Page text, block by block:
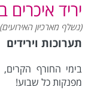
יריד איכרים
(נשלף מארכיון האירועים)
תערוכות וירידים
בימי החורף
מפנקות כל שבוע!